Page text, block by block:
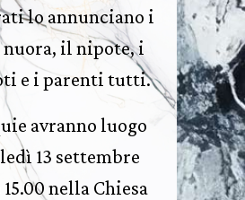
lo annunciano i
il nipote, i
e i parenti tutti.
avranno luogo
13 settembre
nella Chiesa